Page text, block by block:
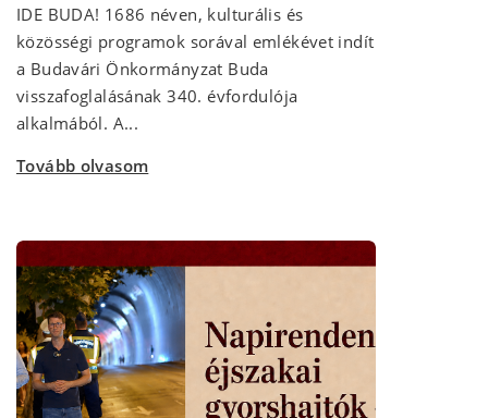
IDE BUDA! 1686 néven, kulturális és
közösségi programok sorával emlékévet indít
a Budavári Önkormányzat Buda
visszafoglalásának 340. évfordulója
alkalmából. A...
Tovább olvasom